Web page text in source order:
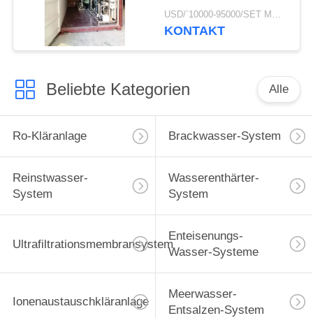
50000GPD der
untertägigen wohlen
USD/`10000-95000/SET MOQ:1 SATZ
KONTAKT
Beliebte Kategorien Alle
Ro-Kläranlage Brackwasser-System
Reinstwasser-
System
Wasserenthärter-
System
Ultrafiltrationsmembransystem
Enteisenungs-
Wasser-Systeme
Ionenaustauschkläranlage
Meerwasser-
Entsalzen-System